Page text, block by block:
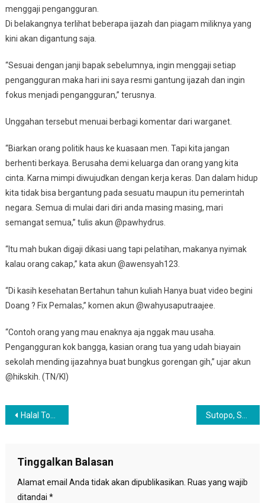
menggaji pengangguran.
Di belakangnya terlihat beberapa ijazah dan piagam miliknya yang
kini akan digantung saja.
“Sesuai dengan janji bapak sebelumnya, ingin menggaji setiap
pengangguran maka hari ini saya resmi gantung ijazah dan ingin
fokus menjadi pengangguran,” terusnya.
Unggahan tersebut menuai berbagi komentar dari warganet.
“Biarkan orang politik haus ke kuasaan men. Tapi kita jangan
berhenti berkaya. Berusaha demi keluarga dan orang yang kita
cinta. Karna mimpi diwujudkan dengan kerja keras. Dan dalam hidup
kita tidak bisa bergantung pada sesuatu maupun itu pemerintah
negara. Semua di mulai dari diri anda masing masing, mari
semangat semua,” tulis akun @pawhydrus.
“Itu mah bukan digaji dikasi uang tapi pelatihan, makanya nyimak
kalau orang cakap,” kata akun @awensyah123.
“Di kasih kesehatan Bertahun tahun kuliah Hanya buat video begini
Doang ? Fix Pemalas,” komen akun @wahyusaputraajee.
“Contoh orang yang mau enaknya aja nggak mau usaha.
Pengangguran kok bangga, kasian orang tua yang udah biayain
sekolah mending ijazahnya buat bungkus gorengan gih,” ujar akun
@hikskih. (TN/KI)
Navigasi
Halal Tourism, Peluang Bisnis Yang Menjanjikan Namun Belum Dioptimalkan Sutopo, Sang Informan Bencana Itu Kini Telah Tiada
Tinggalkan Balasan
Alamat email Anda tidak akan dipublikasikan. Ruas yang wajib
ditandai *